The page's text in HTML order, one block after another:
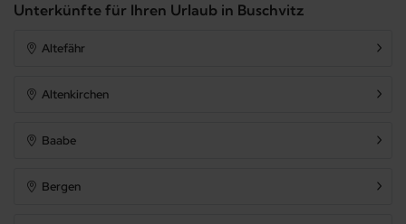
Unterkünfte für Ihren Urlaub in Buschvitz
Altefähr
Altenkirchen
Baabe
Bergen